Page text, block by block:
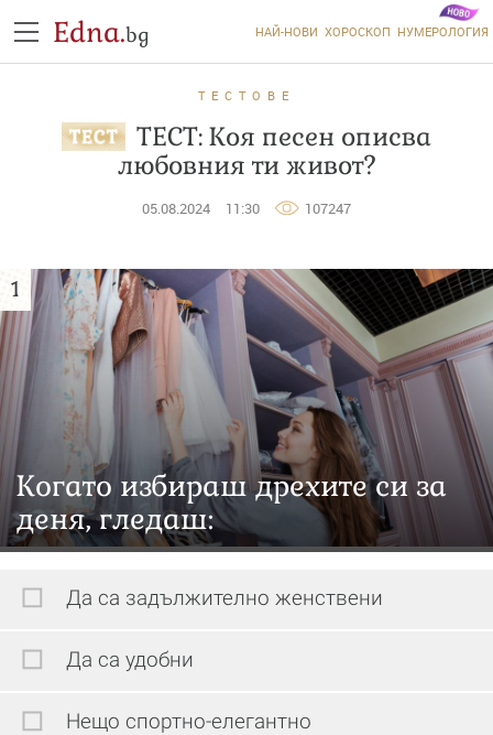
Edna.bg НАЙ-НОВИ ХОРОСКОП НУМЕРОЛОГИЯ
ТЕСТОВЕ
ТЕСТ: Коя песен описва
любовния ти живот?
05.08.2024 11:30 107247
1
Когато избираш дрехите си за
деня, гледаш:
Да са задължително женствени
Да са удобни
Нещо спортно-елегантно